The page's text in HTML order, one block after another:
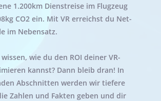
1.200km Dienstreise im Flugzeug
CO2 ein. Mit VR erreichst du Net-
im Nebensatz.
wie du den ROI deiner VR-
kannst? Dann bleib dran! In
Abschnitten werden wir tiefere
Zahlen und Fakten geben und dir